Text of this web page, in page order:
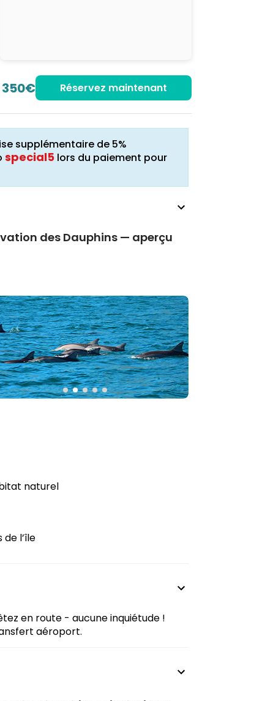
350€ Réservez maintenant
supplémentaire de 5%
special5 lors du paiement pour
des Dauphins — aperçu
naturel
l’île
en route - aucune inquiétude !
aéroport.